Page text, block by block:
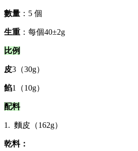
數量 ：5 個
生重 ：每個40±2g
比例
皮3（30g）
餡1（10g）
配料
1. 麵皮（162g）
乾料：